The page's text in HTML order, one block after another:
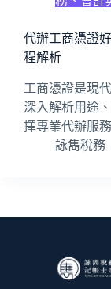
代辦工商憑證
程解析
工商憑證是現
深入解析用途
擇專業代辦服
詠雋稅務